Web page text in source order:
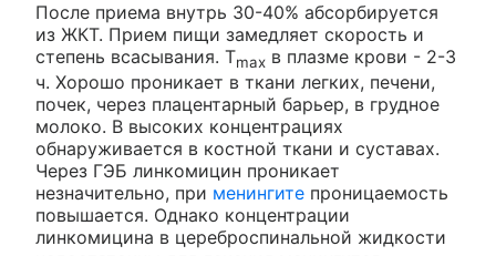
После приема внутрь 30-40% абсорбируется
из ЖКТ. Прием пищи замедляет скорость и
степень всасывания. Tmax в плазме крови - 2-3
ч. Хорошо проникает в ткани легких, печени,
почек, через плацентарный барьер, в грудное
молоко. В высоких концентрациях
обнаруживается в костной ткани и суставах.
Через ГЭБ линкомицин проникает
незначительно, при менингите проницаемость
повышается. Однако концентрации
линкомицина в цереброспинальной жидкости